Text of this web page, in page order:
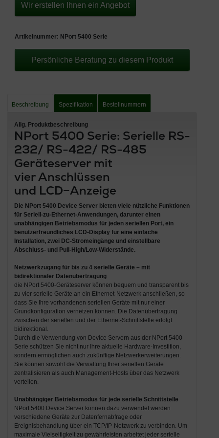
Wir erstellen Ihnen ein Angebot
Artikelnummer: NPort 5400 Serie
Persönliche Beratung zu diesem Produkt
Beschreibung Spezifikation Bestellnummern
Allg. Produktbeschreibung
NPort 5400 Serie: Serielle RS-
232/ RS-422/ RS-485
Geräteserver mit
vier Anschlüssen
und LCD−Anzeige
Die NPort 5400 Device Serverbieten viele nützliche Funktionen
für Seriell-zu-Ethernet-Anwendungen, darunter einen
unabhängigen Betriebsmodus für jeden seriellen Port, ein
benutzerfreundliches LCD-Display für eine einfache
Installation,zwei DC-Stromeingänge und einstellbare
Abschluss- und Pull-High/Low-Widerstände.
Netzwerkzugang für bis zu 4 serielle Geräte – mit
bidirektionaler Datenübertragung
die NPort 5400-Geräteserver können bequem und transparent bis
zu vier serielle Geräte an ein Ethernet-Netzwerk anschließen, so
dass Sie Ihre vorhandenen seriellen Geräte mit nur einer
Grundkonfiguration vernetzen können. Die Datenübertragung
zwischen der seriellen und der Ethernet-Schnittstelle erfolgt
bidirektional.
Durch die Verwendung von Device Servern aus der NPort 5400
Serie schützen Sie nicht nur Ihre aktuelle Hardware-Investition,
sondern ermöglichen auch zukünftige Netzwerk­erweiterungen.
Sie können sowohl die Verwaltung Ihrer seriellen Geräte
zentralisieren als auch Management-Hosts über das Netzwerk
verteilen.
Unabhängiger Betriebsmodus für jede serielle Schnittstelle
NPort 5400 Device Server können dazu verwendet werden
verschiedene Geräte zur Datenfernabfrage oder
Ereignisbehandlung über ein TCP/IP-Netzwerk zu verbinden. Um
maximale Vielseitigkeit zu gewährleisten arbeitet jeder serielle